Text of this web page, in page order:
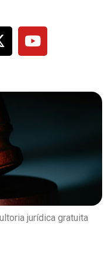
jurídica gratuita